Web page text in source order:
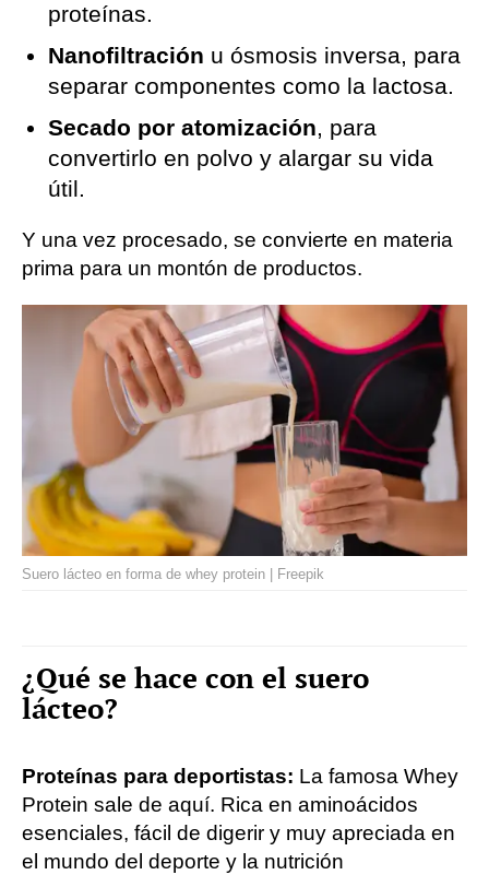
proteínas.
Nanofiltración u ósmosis inversa, para
separar componentes como la lactosa.
Secado por atomización, para
convertirlo en polvo y alargar su vida
útil.
Y una vez procesado, se convierte en materia
prima para un montón de productos.
Suero lácteo en forma de whey protein | Freepik
¿Qué se hace con el suero
lácteo?
Proteínas para deportistas: La famosa Whey
Protein sale de aquí. Rica en aminoácidos
esenciales, fácil de digerir y muy apreciada en
el mundo del deporte y la nutrición